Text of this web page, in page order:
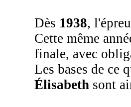
Dès 1938,
Cette même
finale, avec
Les bases de ce
Élisabeth sont